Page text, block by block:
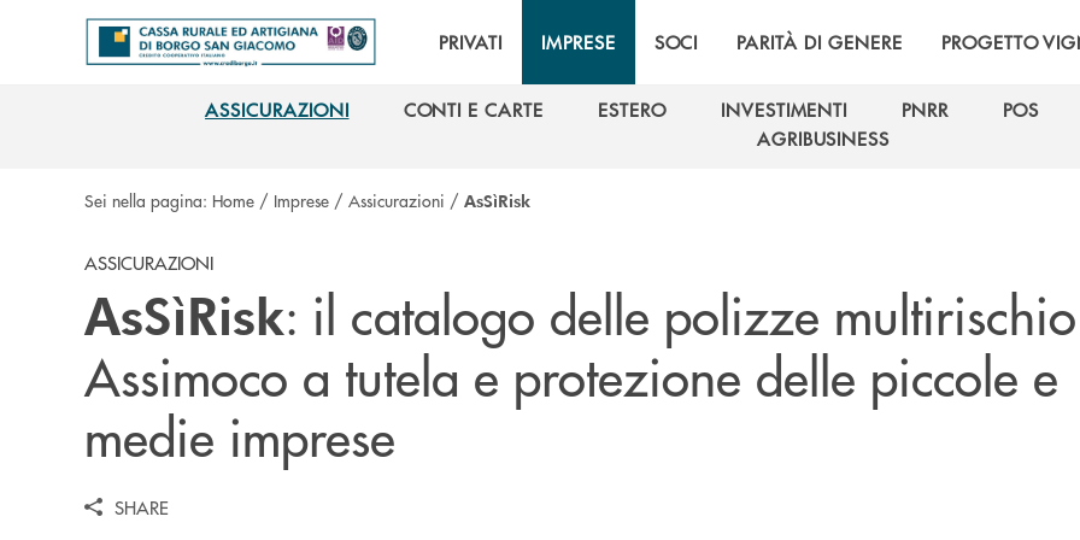
Salta al contenuto principale
PRIVATI IMPRESE SOCI PARITÀ DI GENERE PROGETTO
ASSICURAZIONI
CONTI E CARTE
ESTERO
INVESTIMENTI
INVESTIMENTI
PNRR
POS
AGRIBUSINESS
Sei nella pagina: Home / Imprese / Assicurazioni / AsSìRisk
ASSICURAZIONI
AsSìRisk: il catalogo delle polizze
Assimoco a tutela e protezione delle piccole e
medie imprese
SHARE